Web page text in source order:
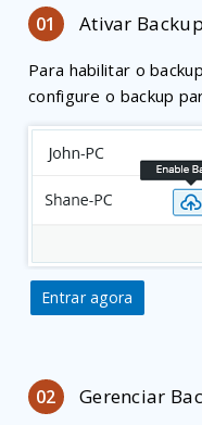
01 Ativar Backup
Para habilitar o
configure o backup
Entrar agora
02 Gerenciar